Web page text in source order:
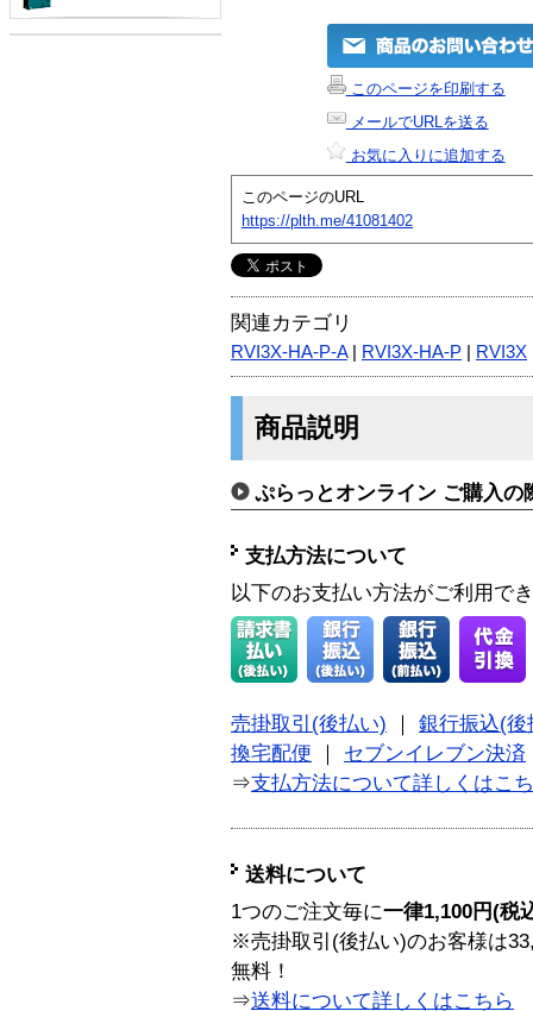
このページを印刷する
メールでURLを送る
お気に入りに追加する
このページのURL
https://plth.me/41081402
関連カテゴリ
RVI3X-HA-P-A| RVI3X-HA-P RVI3X
商品説明
ぷらっとオンライン ご購入の
支払方法について
以下のお支払い方法がご利用で
売掛取引(後払い)
銀行振込(後
換宅配便
セブンイレブン決済
⇒支払方法について詳しくはこ
送料について
1つのご注文毎に一律1,100円(税
※売掛取引(後払い)のお客様は
無料！
⇒送料について詳しくはこちら